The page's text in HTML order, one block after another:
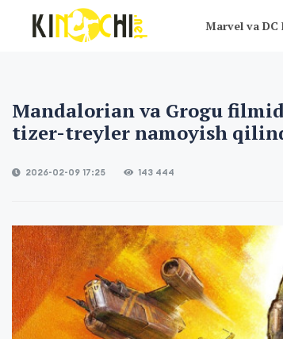
Marvel va DC
Mandalorian va Grogu
tizer-treyler namoyish
2026-02-09 17:25 143 444